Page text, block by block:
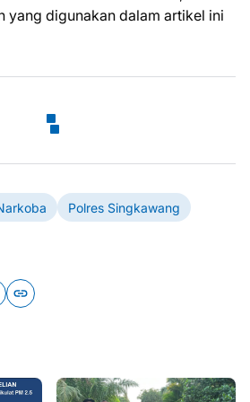
yang digunakan dalam artikel ini
Polres Singkawang